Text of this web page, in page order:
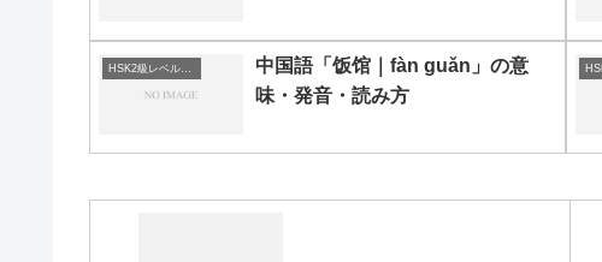
中国語「饭馆｜fàn guǎn」の意
味・発音・読み方